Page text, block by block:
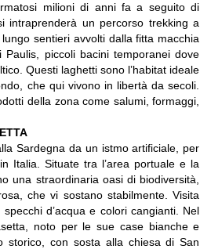
milioni di anni fa a seguito di
intraprenderà un percorso trekking a
sentieri avvolti dalla fitta macchia
Paulis, piccoli bacini temporanei dove
Questi laghetti sono l’habitat ideale
che qui vivono in libertà da secoli.
della zona come salumi, formaggi,
Sardegna da un istmo artificiale, per
Italia. Situate tra l’area portuale e la
una straordinaria oasi di biodiversità,
che vi sostano stabilmente. Visita
d’acqua e colori cangianti. Nel
noto per le sue case bianche e
storico, con sosta alla chiesa di San